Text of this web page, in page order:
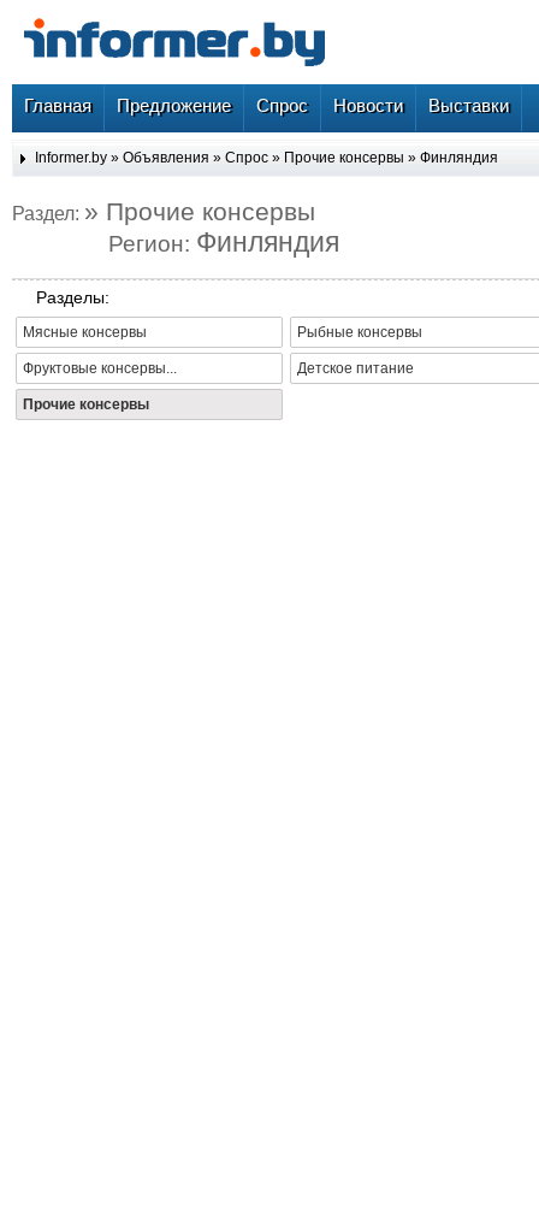
Главная Предложение Спрос Новости Выставки
Informer.by » Объявления » Спрос » Прочие консервы » Финляндия
Раздел: » Прочие консервы
Регион: Финляндия
Разделы:
Мясные консервы Рыбные консервы
Фруктовые консервы... Детское питание
Прочие консервы